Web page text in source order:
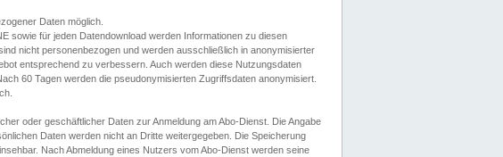
Daten möglich.
sowie für jeden Datendownload werden Informationen zu diesen
nicht personenbezogen und werden ausschließlich in anonymisierter
entsprechend zu verbessern. Auch werden diese Nutzungsdaten
60 Tagen werden die pseudonymisierten Zugriffsdaten anonymisiert.
oder geschäftlicher Daten zur Anmeldung am Abo-Dienst. Die Angabe
Daten werden nicht an Dritte weitergegeben. Die Speicherung
Nach Abmeldung eines Nutzers vom Abo-Dienst werden seine